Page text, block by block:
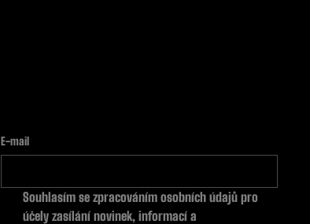
E-mail
Souhlasím se zpracováním osobních údajů pro
účely zasílání novinek, informací a